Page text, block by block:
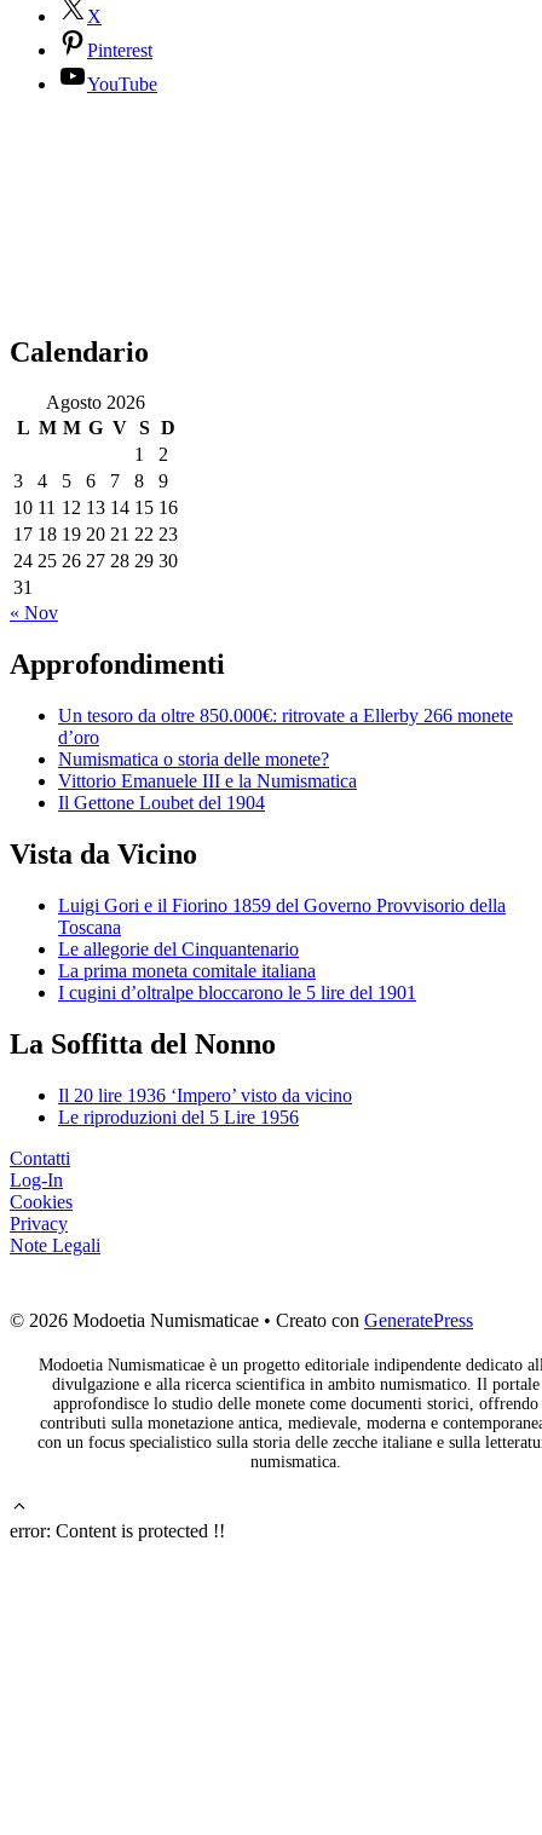
X
Pinterest
YouTube
Calendario
Agosto 2026
L M M G V S D
1
2
3
4 5 6 7 8
9
10 11 12 13 14 15 16
17 18 19 20 21 22 23
24 25 26 27 28 29 30
31
« Nov
Approfondimenti
Un tesoro da oltre 850.000€: ritrovate a Ellerby 266 monete
d’oro
Numismatica o storia delle monete?
Vittorio Emanuele III e la Numismatica
Il Gettone Loubet del 1904
Vista da Vicino
Luigi Gori e il Fiorino 1859 del Governo Provvisorio della
Toscana
Le allegorie del Cinquantenario
La prima moneta comitale italiana
I cugini d’oltralpe bloccarono le 5 lire del 1901
La Soffitta del Nonno
Il 20 lire 1936 ‘Impero’ visto da vicino
Le riproduzioni del 5 Lire 1956
Contatti
Log-In
Cookies
Privacy
Note Legali
© 2026 Modoetia Numismaticae • Creato con GeneratePress
Modoetia Numismaticae è un progetto editoriale indipendente dedicato
divulgazione e alla ricerca scientifica in ambito numismatico. Il portale
approfondisce lo studio delle monete come documenti storici, offrendo
contributi sulla monetazione antica, medievale, moderna e
con un focus specialistico sulla storia delle zecche italiane e sulla
numismatica.
error: Content is protected !!